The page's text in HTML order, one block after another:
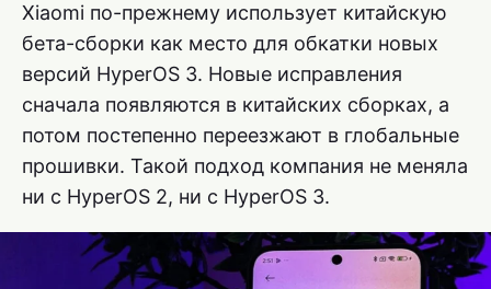
Xiaomi по-прежнему использует китайскую
бета-сборки как место для обкатки новых
версий HyperOS 3. Новые исправления
сначала появляются в китайских сборках, а
потом постепенно переезжают в глобальные
прошивки. Такой подход компания не меняла
ни с HyperOS 2, ни с HyperOS 3.